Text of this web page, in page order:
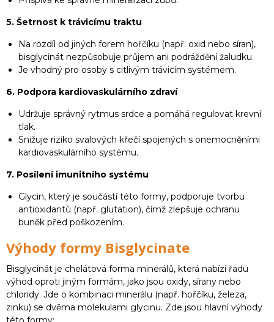
5. Šetrnost k trávicímu traktu
Na rozdíl od jiných forem hořčíku (např. oxid nebo síran),
bisglycinát nezpůsobuje průjem ani podráždění žaludku.
Je vhodný pro osoby s citlivým trávicím systémem.
6. Podpora kardiovaskulárního zdraví
Udržuje správný rytmus srdce a pomáhá regulovat krevní
tlak.
Snižuje riziko svalových křečí spojených s onemocněními
kardiovaskulárního systému.
7. Posílení imunitního systému
Glycin, který je součástí této formy, podporuje tvorbu
antioxidantů (např. glutation), čímž zlepšuje ochranu
buněk před poškozením.
Výhody formy Bisglycinate
Bisglycinát je chelátová forma minerálů, která nabízí řadu
výhod oproti jiným formám, jako jsou oxidy, sírany nebo
chloridy. Jde o kombinaci minerálu (např. hořčíku, železa,
zinku) se dvěma molekulami glycinu. Zde jsou hlavní výhody